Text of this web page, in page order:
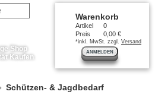
Shop
Kaufen
Warenkorb
Artikel
0
Preis
0,00 €
*inkl. MwSt. zzgl. Versand
ANMELDEN
Schützen- & Jagdbedarf